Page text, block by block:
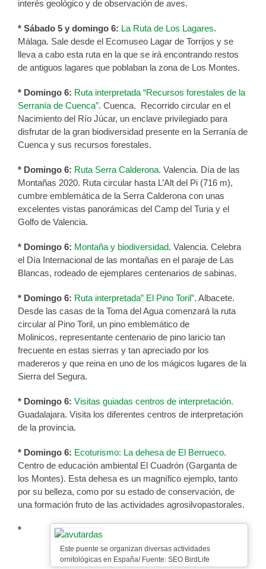
interés geológico y de observación de aves.
* Sábado 5 y domingo 6: La Ruta de Los Lagares.
Málaga. Sale desde el Ecomuseo Lagar de Torrijos y se
lleva a cabo esta ruta en la que se irá encontrando restos
de antiguos lagares que poblaban la zona de Los Montes.
* Domingo 6: Ruta interpretada “Recursos forestales de la
Serranía de Cuenca”. Cuenca. Recorrido circular en el
Nacimiento del Río Júcar, un enclave privilegiado para
disfrutar de la gran biodiversidad presente en la Serranía de
Cuenca y sus recursos forestales.
* Domingo 6: Ruta Serra Calderona. Valencia. Día de las
Montañas 2020. Ruta circular hasta L’Alt del Pi (716 m),
cumbre emblemática de la Serra Calderona con unas
excelentes vistas panorámicas del Camp del Turia y el
Golfo de Valencia.
* Domingo 6: Montaña y biodiversidad. Valencia. Celebra
el Día Internacional de las montañas en el paraje de Las
Blancas, rodeado de ejemplares centenarios de sabinas.
* Domingo 6: Ruta interpretada” El Pino Toril”. Albacete.
Desde las casas de la Toma del Agua comenzará la ruta
circular al Pino Toril, un pino emblemático de
Molinicos, representante centenario de pino laricio tan
frecuente en estas sierras y tan apreciado por los
madereros y que reina en uno de los mágicos lugares de la
Sierra del Segura.
* Domingo 6: Visitas guiadas centros de interpretación.
Guadalajara. Visita los diferentes centros de interpretación
de la provincia.
* Domingo 6: Ecoturismo: La dehesa de El Berrueco.
Centro de educación ambiental El Cuadrón (Garganta de
los Montes). Esta dehesa es un magnífico ejemplo, tanto
por su belleza, como por su estado de conservación, de
una formación fruto de las actividades agrosilvopastorales.
Este puente se organizan diversas actividades
ornitológicas en España/ Fuente: SEO BirdLife
*